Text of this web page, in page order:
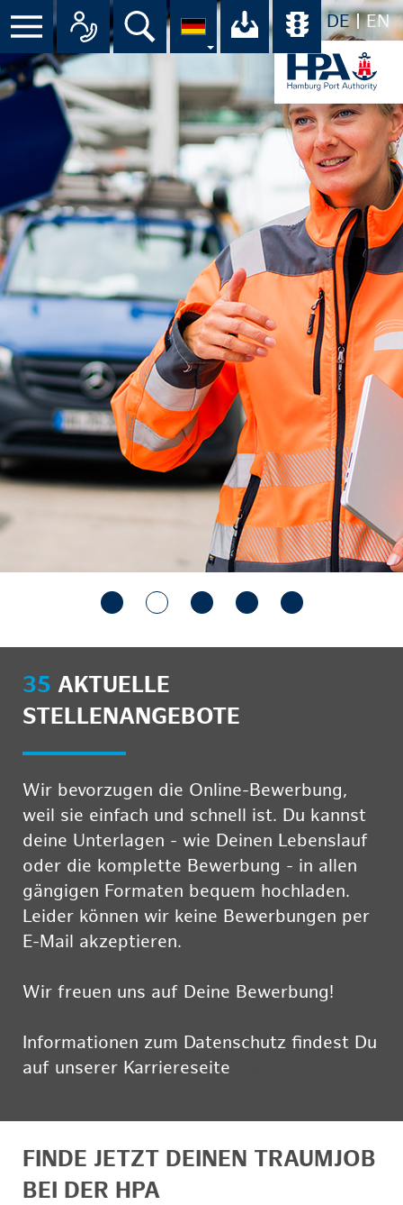
DE EN
Menü Alle Ansprechpartner im
Suche Ihr Download-
35 AKTUELLE
STELLENANGEBOTE
Wir bevorzugen die Online-Bewerbung,
weil sie einfach und schnell ist. Du kannst
deine Unterlagen - wie Deinen Lebenslauf
oder die komplette Bewerbung - in allen
gängigen Formaten bequem hochladen.
Leider können wir keine Bewerbungen per
E-Mail akzeptieren.
Wir freuen uns auf Deine Bewerbung!
Informationen zum Datenschutz findest Du
auf unserer Karriereseite
FINDE JETZT DEINEN TRAUMJOB
BEI DER HPA